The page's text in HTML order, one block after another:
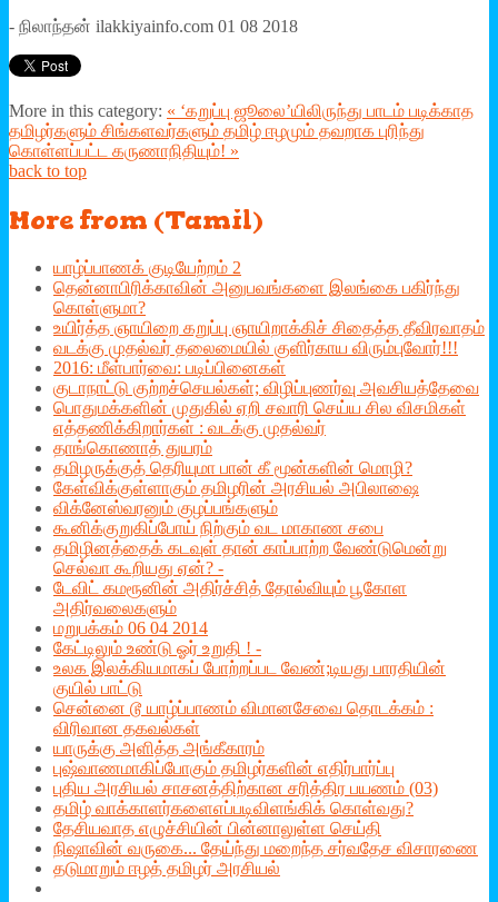
- நிலாந்தன் ilakkiyainfo.com 01 08 2018
More in this category: « ‘கறுப்பு ஜூலை’யிலிருந்து பாடம் படிக்காத
தமிழர்களும் சிங்களவர்களும் தமிழ் ஈழமும் தவறாக புரிந்து
கொள்ளப்பட்ட கருணாநிதியும்! »
back to top
More from (Tamil)
யாழ்ப்பாணக் குடியேற்றம் 2
தென்னாபிரிக்காவின் அனுபவங்களை இலங்கை பகிர்ந்து
கொள்ளுமா?
உயிர்த்த ஞாயிறை கறுப்பு ஞாயிறாக்கிச் சிதைத்த தீவிரவாதம்
வடக்கு முதல்வர் தலைமையில் குளிர்காய விரும்புவோர்!!!
2016: மீள்பார்வை: படிப்பினைகள்
குடாநாட்டு குற்றச்செயல்கள்; விழிப்புணர்வு அவசியத்தேவை
பொதுமக்களின் முதுகில் ஏறி சவாரி செய்ய சில விசமிகள்
எத்தணிக்கிறார்கள் : வடக்கு முதல்வர்
தாங்கொணாத் துயரம்
தமிழருக்குத் தெரியுமா பான் கீ மூன்களின் மொழி?
கேள்விக்குள்ளாகும் தமிழரின் அரசியல் அபிலாஷை
விக்­னேஸ்­வ­ரனும் குழப்­பங்­களும்
கூனிக்குறுகிப்போய் நிற்கும் வட மாகாண சபை
தமிழினத்தைக் கடவுள் தான் காப்பாற்ற வேண்டுமென்று
செல்வா கூறியது ஏன்? -
டேவிட் கமரூனின் அதிர்ச்சித் தோல்வியும் பூகோள
அதிர்வலைகளும்
மறுபக்கம் 06 04 2014
கேட்டிலும் உண்டு ஓர் உறுதி ! -
உலக இலக்கியமாகப் போற்றப்பட வேண்;டியது பாரதியின்
குயில் பாட்டு
சென்னை டூ யாழ்ப்பாணம் விமானசேவை தொடக்கம் :
விரிவான தகவல்கள்
யாருக்கு அளித்த அங்கீகாரம்
புஷ்வாணமாகிப்போகும் தமிழர்களின் எதிர்பார்ப்பு
புதிய அரசியல் சாசனத்திற்கான சரித்திர பயணம் (03)
தமிழ் வாக்காளர்களைஎப்படிவிளங்கிக் கொள்வது?
தேசியவாத எழுச்சியின் பின்னாலுள்ள செய்தி
நிஷாவின் வருகை... தேய்ந்து மறைந்த சர்வதேச விசாரணை
தடுமாறும் ஈழத் தமிழர் அரசியல்